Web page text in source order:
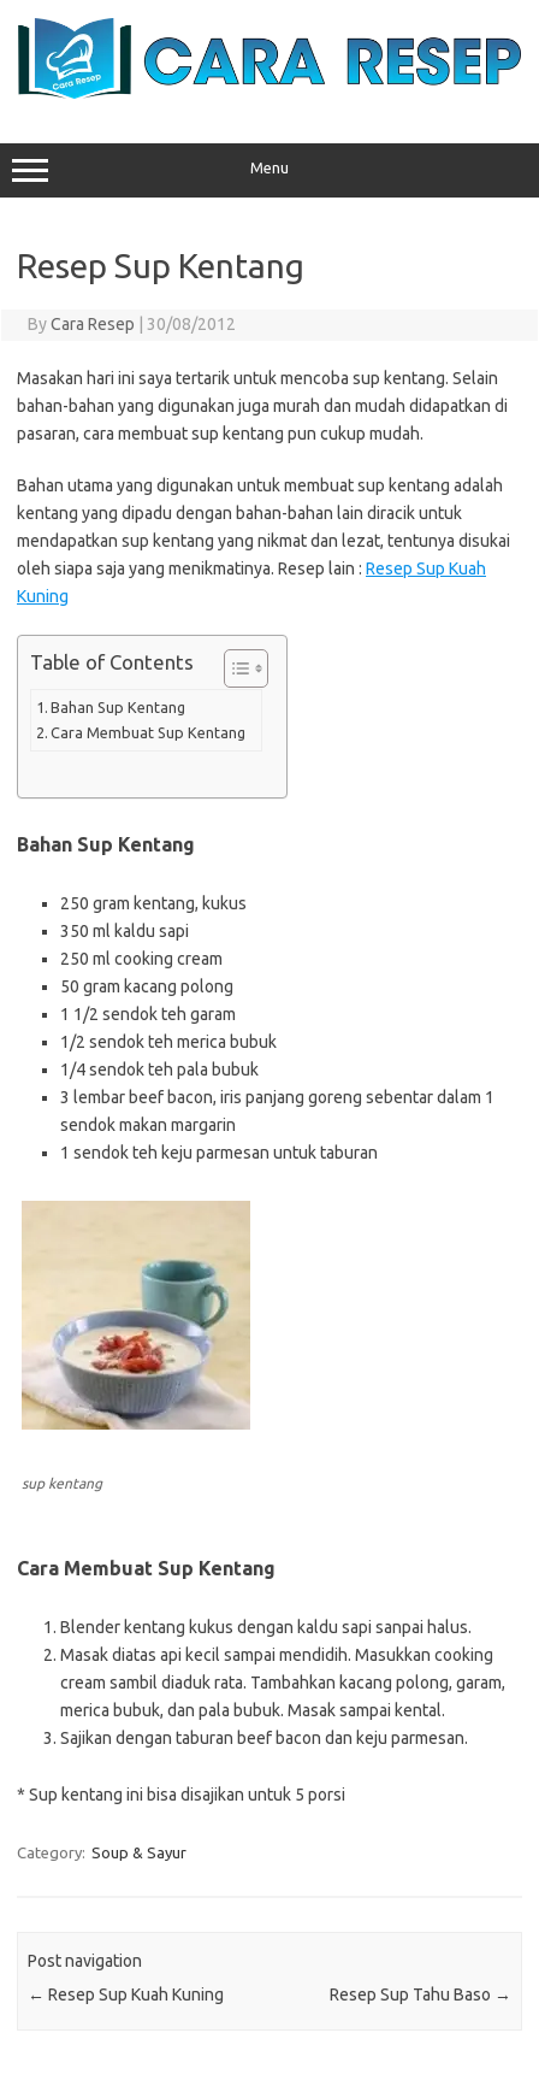
Menu
Resep Sup Kentang
ByCara Resep 30/08/2012
Masakan hari ini saya tertarik untuk mencoba sup kentang. Selain
bahan-bahan yang digunakan juga murah dan mudah didapatkan di
pasaran, cara membuat sup kentang pun cukup mudah.
Bahan utama yang digunakan untuk membuat sup kentang adalah
kentang yang dipadu dengan bahan-bahan lain diracik untuk
mendapatkan sup kentang yang nikmat dan lezat, tentunya disukai
oleh siapa saja yang menikmatinya. Resep lain : Resep Sup Kuah
Kuning
Table of Contents
Bahan Sup Kentang
Cara Membuat Sup Kentang
Bahan Sup Kentang
250 gram kentang, kukus
350 ml kaldu sapi
250 ml cooking cream
50 gram kacang polong
1 1/2 sendok teh garam
1/2 sendok teh merica bubuk
1/4 sendok teh pala bubuk
3 lembar beef bacon, iris panjang goreng sebentar dalam 1
sendok makan margarin
1 sendok teh keju parmesan untuk taburan
sup kentang
Cara Membuat Sup Kentang
Blender kentang kukus dengan kaldu sapi sanpai halus.
Masak diatas api kecil sampai mendidih. Masukkan cooking
cream sambil diaduk rata. Tambahkan kacang polong, garam,
merica bubuk, dan pala bubuk. Masak sampai kental.
Sajikan dengan taburan beef bacon dan keju parmesan.
* Sup kentang ini bisa disajikan untuk 5 porsi
Category: Soup & Sayur
Post navigation
← Resep Sup Kuah Kuning Resep Sup Tahu Baso →